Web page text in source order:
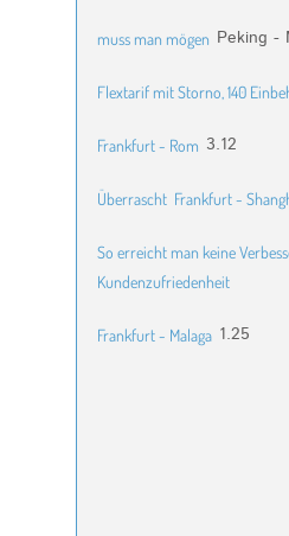
muss man mögen Peking -
Flextarif mit Storno, 140
Frankfurt - Rom 3.12
Überrascht Frankfurt -
So erreicht man keine
Kundenzufriedenheit
Frankfurt - Malaga 1.25